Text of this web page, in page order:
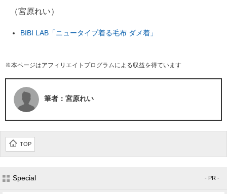
（宮原れい）
BIBI LAB「ニュータイプ着る毛布 ダメ着」
※本ページはアフィリエイトプログラムによる収益を得ています
筆者：宮原れい
TOP
Special - PR -